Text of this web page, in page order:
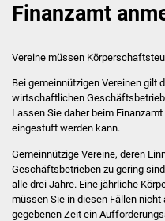
Finanzamt
Vereine müssen
Bei gemeinnützigen Vereinen gilt
wirtschaftlichen
Lassen Sie daher beim
eingestuft werden kann.
Gemeinnützige Vereine, deren
Geschäftsbetrieben zu gering
alle drei Jahre. Eine jährliche
müssen Sie in diesen Fällen nicht
gegebenen Zeit ein